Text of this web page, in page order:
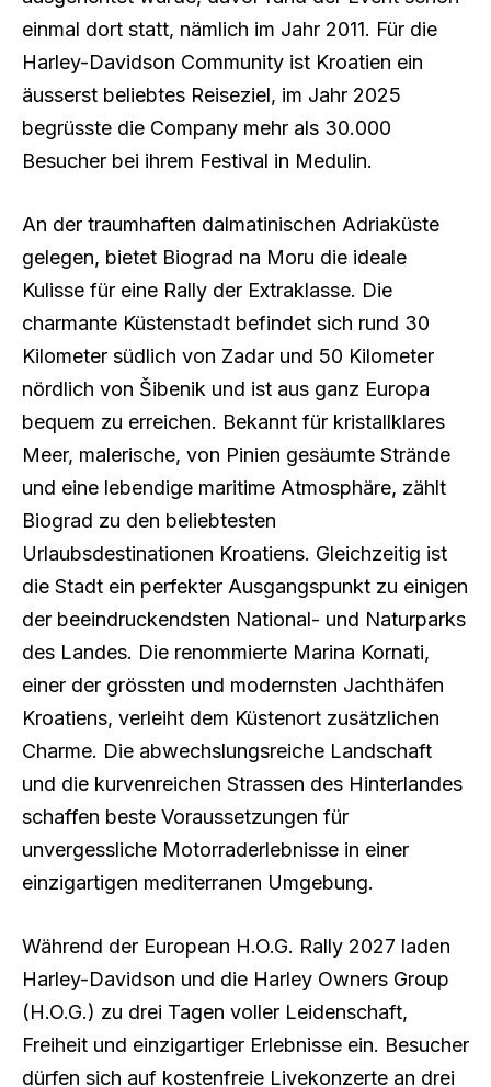
einmal dort statt, nämlich im Jahr 2011. Für die
Harley-Davidson Community ist Kroatien ein
äusserst beliebtes Reiseziel, im Jahr 2025
begrüsste die Company mehr als 30.000
Besucher bei ihrem Festival in Medulin.
An der traumhaften dalmatinischen Adriaküste
gelegen, bietet Biograd na Moru die ideale
Kulisse für eine Rally der Extraklasse. Die
charmante Küstenstadt befindet sich rund 30
Kilometer südlich von Zadar und 50 Kilometer
nördlich von Šibenik und ist aus ganz Europa
bequem zu erreichen. Bekannt für kristallklares
Meer, malerische, von Pinien gesäumte Strände
und eine lebendige maritime Atmosphäre, zählt
Biograd zu den beliebtesten
Urlaubsdestinationen Kroatiens. Gleichzeitig ist
die Stadt ein perfekter Ausgangspunkt zu einigen
der beeindruckendsten National- und Naturparks
des Landes. Die renommierte Marina Kornati,
einer der grössten und modernsten Jachthäfen
Kroatiens, verleiht dem Küstenort zusätzlichen
Charme. Die abwechslungsreiche Landschaft
und die kurvenreichen Strassen des Hinterlandes
schaffen beste Voraussetzungen für
unvergessliche Motorraderlebnisse in einer
einzigartigen mediterranen Umgebung.
Während der European H.O.G. Rally 2027 laden
Harley-Davidson und die Harley Owners Group
(H.O.G.) zu drei Tagen voller Leidenschaft,
Freiheit und einzigartiger Erlebnisse ein. Besucher
dürfen sich auf kostenfreie Livekonzerte an drei